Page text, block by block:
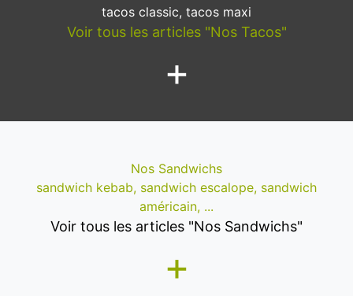
tacos classic, tacos maxi
Voir tous les articles "Nos Tacos"
+
Nos Sandwichs
sandwich kebab, sandwich escalope, sandwich
américain, ...
Voir tous les articles "Nos Sandwichs"
+